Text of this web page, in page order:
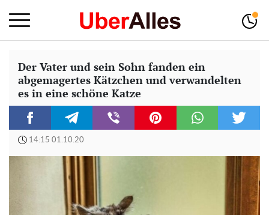
Der Vater und sein Sohn fanden ein
abgemagertes Kätzchen und verwandelten
es in eine schöne Katze
14:15 01.10.20